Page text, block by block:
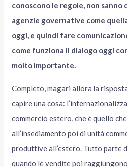
conoscono le regole, non sanno
agenzie governative come
oggi, e quindi fare
come funziona il dialogo oggi
molto importante.
Completo, magari allora la
capire una cosa:
commercio estero, che è quello
all’insediamento poi di unità
produttive all’estero. Tutto parte
quando le vendite poi